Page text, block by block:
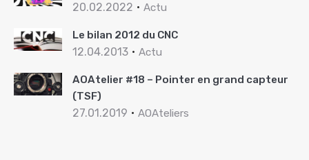
20.02.2022 Actu
Le bilan 2012 du CNC
12.04.2013 Actu
AOAtelier #18 – Pointer en grand capteur
(TSF)
27.01.2019 AOAteliers